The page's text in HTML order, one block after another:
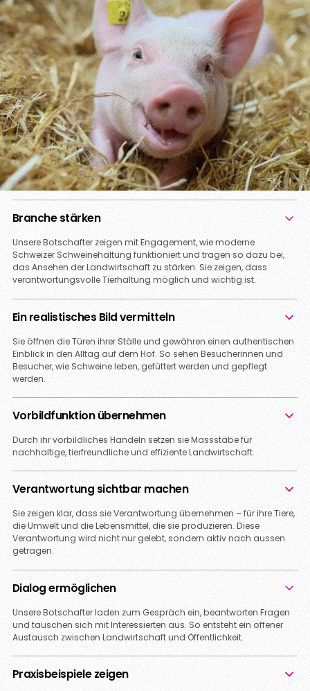
Branche stärken
Unsere Botschafter zeigen mit Engagement, wie moderne
Schweizer Schweinehaltung funktioniert und tragen so dazu bei,
das Ansehen der Landwirtschaft zu stärken. Sie zeigen, dass
verantwortungsvolle Tierhaltung möglich und wichtig ist.
Ein realistisches Bild vermitteln
Sie öffnen die Türen ihrer Ställe und gewähren einen authentischen
Einblick in den Alltag auf dem Hof. So sehen Besucherinnen und
Besucher, wie Schweine leben, gefüttert werden und gepflegt
werden.
Vorbildfunktion übernehmen
Durch ihr vorbildliches Handeln setzen sie Massstäbe für
nachhaltige, tierfreundliche und effiziente Landwirtschaft.
Verantwortung sichtbar machen
Sie zeigen klar, dass sie Verantwortung übernehmen – für ihre Tiere,
die Umwelt und die Lebensmittel, die sie produzieren. Diese
Verantwortung wird nicht nur gelebt, sondern aktiv nach aussen
getragen.
Dialog ermöglichen
Unsere Botschafter laden zum Gespräch ein, beantworten Fragen
und tauschen sich mit Interessierten aus. So entsteht ein offener
Austausch zwischen Landwirtschaft und Öffentlichkeit.
Praxisbeispiele zeigen